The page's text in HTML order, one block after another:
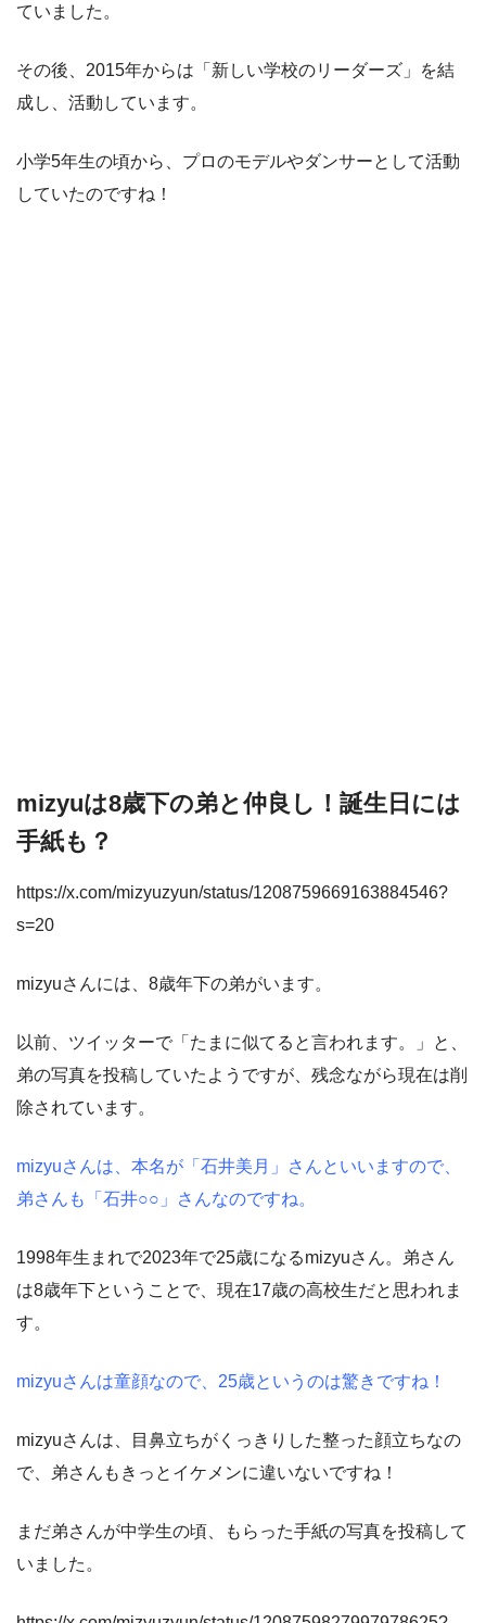
ていました。
その後、2015年からは「新しい学校のリーダーズ」を結
成し、活動しています。
小学5年生の頃から、プロのモデルやダンサーとして活動
していたのですね！
mizyuは8歳下の弟と仲良し！誕生日には
手紙も？
https://x.com/mizyuzyun/status/1208759669163884546?
s=20
mizyuさんには、8歳年下の弟がいます。
以前、ツイッターで「たまに似てると言われます。」と、
弟の写真を投稿していたようですが、残念ながら現在は削
除されています。
mizyuさんは、本名が「石井美月」さんといいますので、
弟さんも「石井○○」さんなのですね。
1998年生まれで2023年で25歳になるmizyuさん。弟さん
は8歳年下ということで、現在17歳の高校生だと思われま
す。
mizyuさんは童顔なので、25歳というのは驚きですね！
mizyuさんは、目鼻立ちがくっきりした整った顔立ちなの
で、弟さんもきっとイケメンに違いないですね！
まだ弟さんが中学生の頃、もらった手紙の写真を投稿して
いました。